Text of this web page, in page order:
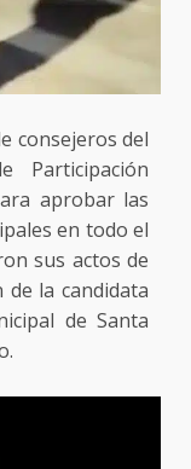
consejeros del
Participación
aprobar las
en todo el
sus actos de
de la candidata
de Santa